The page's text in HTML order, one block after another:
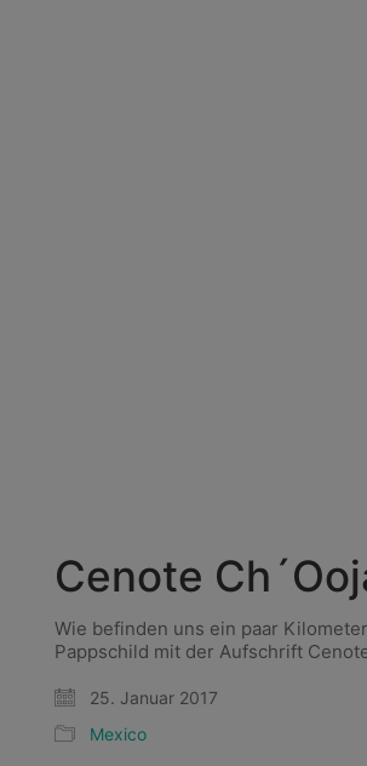
Cenote
Wie befinden uns ein paar
Pappschild mit der Aufschrift
25. Januar 2017
Mexico